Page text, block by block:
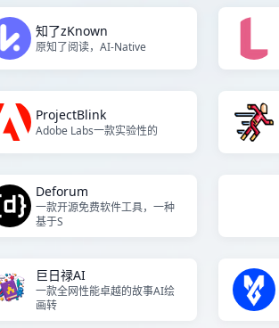
知了zKnown
原知了阅读，AI-Native
ProjectBlink
Adobe Labs一款实验性的
Deforum
一款开源免费软件工具，一种
基于S
巨日禄AI
一款全网性能卓越的故事AI绘
画转